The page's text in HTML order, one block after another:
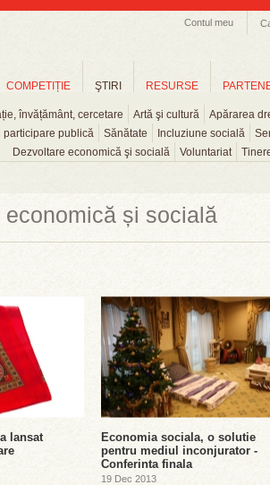
Contul meu
COMPETIȚIE ŞTIRI
învățământ, cercetare Artă şi cultură
Apărarea
participare publică
Sănătate Incluziune socială
Dezvoltare economică şi socială
Voluntariat
RESURSE
economică și socială
lansat
Economia sociala, o solutie
pentru mediul inconjurator -
Conferinta finala
19 Dec 2013